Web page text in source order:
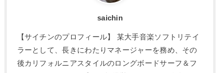
saichin
【サイチンのプロフィール】 某大手音楽ソフトリテイ
ラーとして、長きにわたりマネージャーを務め、その
後カリフォルニアスタイルのロングボードサーフ＆フ